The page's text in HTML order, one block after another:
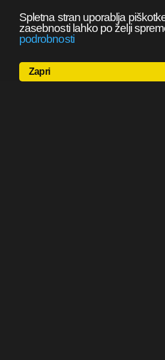
Spletna stran uporablja
zasebnosti lahko po želji
podrobnosti
Zapri